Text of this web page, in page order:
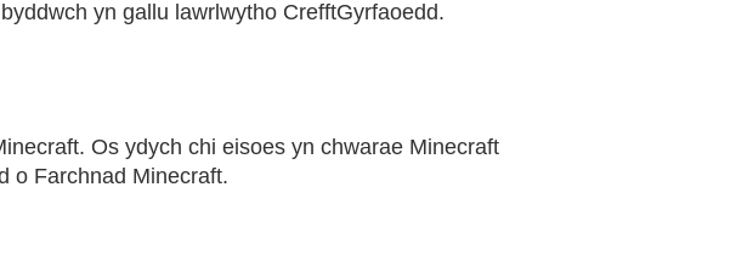
yn gallu lawrlwytho CrefftGyrfaoedd.
Os ydych chi eisoes yn chwarae Minecraft
o Farchnad Minecraft.